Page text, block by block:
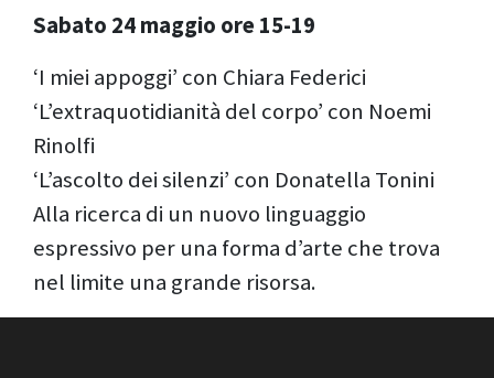
Sabato 24 maggio ore 15-19
‘I miei appoggi’ con Chiara Federici
‘L’extraquotidianità del corpo’ con Noemi
Rinolfi
‘L’ascolto dei silenzi’ con Donatella Tonini
Alla ricerca di un nuovo linguaggio
espressivo per una forma d’arte che trova
nel limite una grande risorsa.